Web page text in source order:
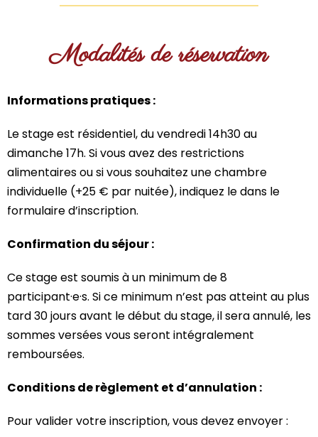
Modalités de réservation
Informations pratiques :
Le stage est résidentiel, du vendredi 14h30 au
dimanche 17h. Si vous avez des restrictions
alimentaires ou si vous souhaitez une chambre
individuelle (+25 € par nuitée), indiquez le dans le
formulaire d’inscription.
Confirmation du séjour :
Ce stage est soumis à un minimum de 8
participant·e·s. Si ce minimum n’est pas atteint au plus
tard 30 jours avant le début du stage, il sera annulé, les
sommes versées vous seront intégralement
remboursées.
Conditions de règlement et d’annulation :
Pour valider votre inscription, vous devez envoyer :